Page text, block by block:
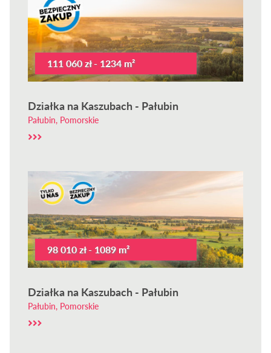
111 060 zł - 1234 m²
Działka na Kaszubach - Pałubin
Pałubin, Pomorskie
98 010 zł - 1089 m²
Działka na Kaszubach - Pałubin
Pałubin, Pomorskie